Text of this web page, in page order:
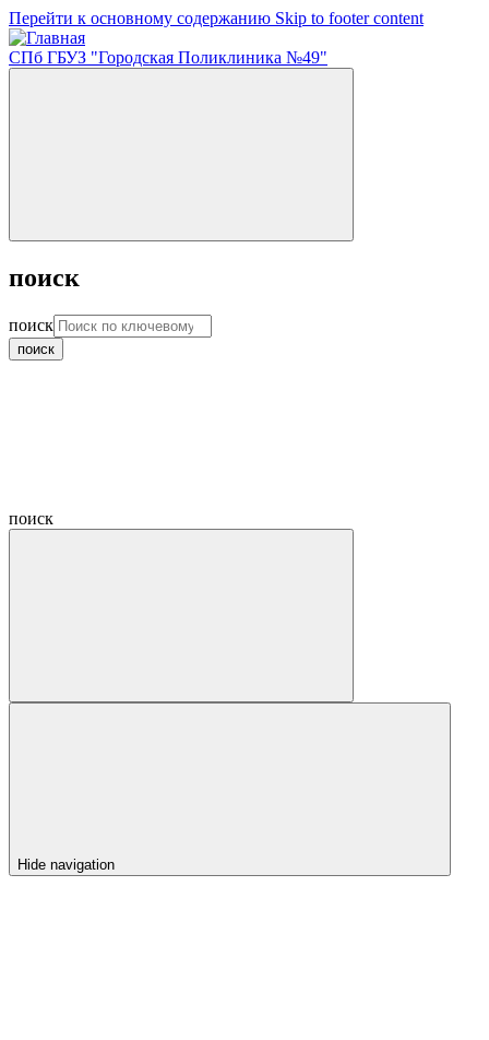
Перейти к основному содержанию Skip to footer content
СПб ГБУЗ "Городская Поликлиника №49"
поиск
поиск
поиск
Hide navigation